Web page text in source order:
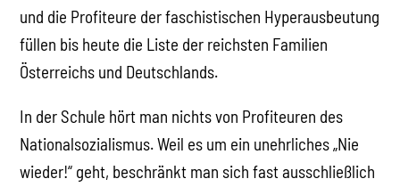
und die Profiteure der faschistischen Hyperausbeutung
füllen bis heute die Liste der reichsten Familien
Österreichs und Deutschlands.
In der Schule hört man nichts von Profiteuren des
Nationalsozialismus. Weil es um ein unehrliches „Nie
wieder!“ geht, beschränkt man sich fast ausschließlich